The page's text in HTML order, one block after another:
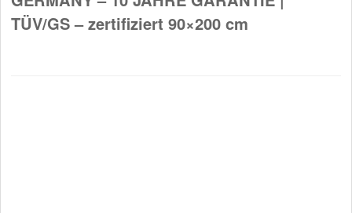
TÜV/GS – zertifiziert 90×200 cm